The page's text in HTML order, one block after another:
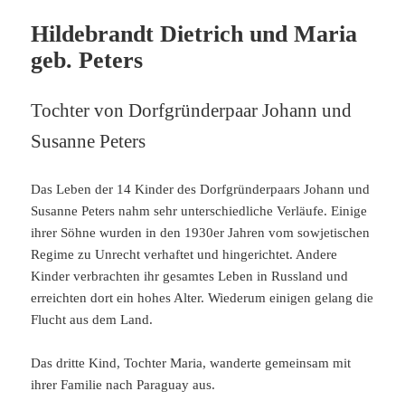
Hildebrandt Dietrich und Maria
geb. Peters
Tochter von Dorfgründerpaar Johann und
Susanne Peters
Das Leben der 14 Kinder des Dorfgründerpaars Johann und
Susanne Peters nahm sehr unterschiedliche Verläufe. Einige
ihrer Söhne wurden in den 1930er Jahren vom sowjetischen
Regime zu Unrecht verhaftet und hingerichtet. Andere
Kinder verbrachten ihr gesamtes Leben in Russland und
erreichten dort ein hohes Alter. Wiederum einigen gelang die
Flucht aus dem Land.
Das dritte Kind, Tochter Maria, wanderte gemeinsam mit
ihrer Familie nach Paraguay aus.